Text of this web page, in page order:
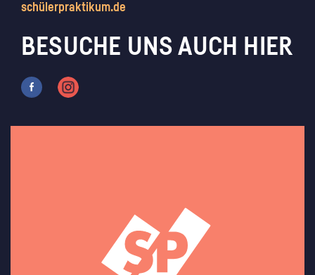
schülerpraktikum.de
BESUCHE UNS AUCH HIER